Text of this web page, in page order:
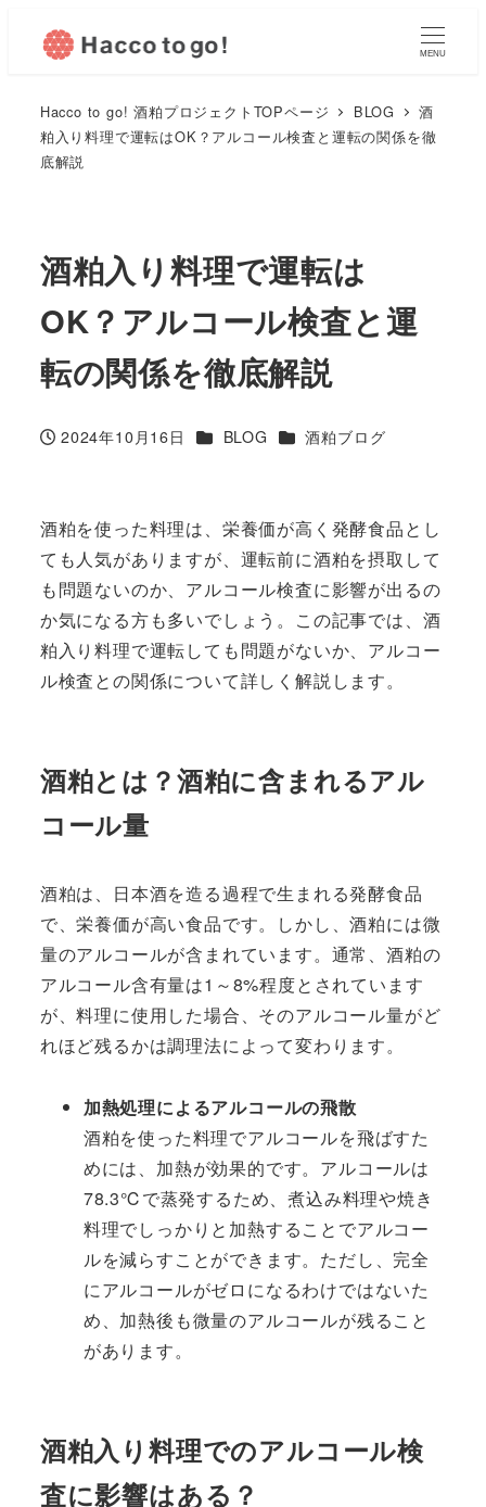
MENU
Hacco to go! 酒粕プロジェクトTOPページ BLOG
酒
粕入り料理で運転はOK？アルコール検査と運転の関係を徹
底解説
酒粕入り料理で運転は
OK？アルコール検査と運
転の関係を徹底解説
投稿日
2024年10月16日 カテゴリー
BLOG カテゴリー
酒粕ブログ
酒粕を使った料理は、栄養価が高く発酵食品とし
ても人気がありますが、運転前に酒粕を摂取して
も問題ないのか、アルコール検査に影響が出るの
か気になる方も多いでしょう。この記事では、酒
粕入り料理で運転しても問題がないか、アルコー
ル検査との関係について詳しく解説します。
酒粕とは？酒粕に含まれるアル
コール量
酒粕は、日本酒を造る過程で生まれる発酵食品
で、栄養価が高い食品です。しかし、酒粕には微
量のアルコールが含まれています。通常、酒粕の
アルコール含有量は1～8%程度とされています
が、料理に使用した場合、そのアルコール量がど
れほど残るかは調理法によって変わります。
加熱処理によるアルコールの飛散
酒粕を使った料理でアルコールを飛ばすた
めには、加熱が効果的です。アルコールは
78.3℃で蒸発するため、煮込み料理や焼き
料理でしっかりと加熱することでアルコー
ルを減らすことができます。ただし、完全
にアルコールがゼロになるわけではないた
め、加熱後も微量のアルコールが残ること
があります。
酒粕入り料理でのアルコール検
査に影響はある？